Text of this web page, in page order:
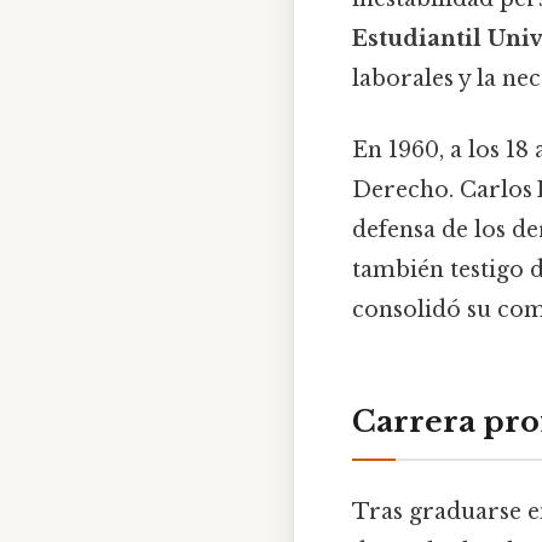
Estudiantil
laborales y la
En 1960, a los
Derecho.
defensa de los
también testigo
consolidó su
Carrera
Tras graduarse